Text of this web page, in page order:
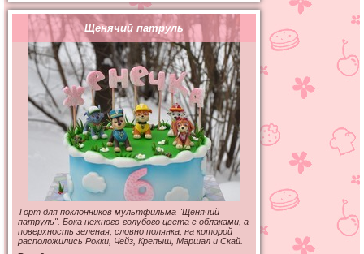
Щенячий патруль
Торт для поклонников мультфильма "Щенячий
патруль". Бока нежного-голубого цвета с облаками, а
поверхность зеленая, словно полянка, на которой
расположились Рокки, Чейз, Крепыш, Маршал и Скай.